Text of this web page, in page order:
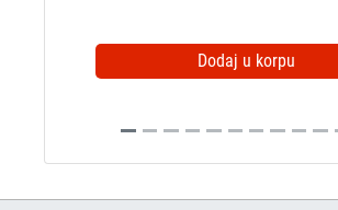
Dodaj u korpu